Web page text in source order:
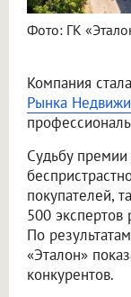
Фото: ГК
Компания
Рынка
Судьбу
покупателей,
500
По
«Эталон»
конкурентов.